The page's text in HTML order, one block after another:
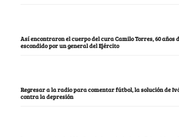
Así encontraron el cuerpo del cura Camilo Torres, 60 años
escondido por un general del Ejército
Regresar a la radio para comentar fútbol, la solución de
contra la depresión